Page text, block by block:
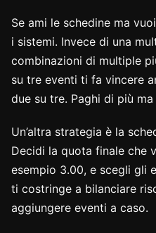
Se ami le schedine ma
i sistemi. Invece di una
combinazioni di multiple
su tre eventi ti fa vincere
due su tre. Paghi di più
Un’altra strategia è la
Decidi la quota finale che
esempio 3.00, e scegli gli
ti costringe a bilanciare
aggiungere eventi a caso.